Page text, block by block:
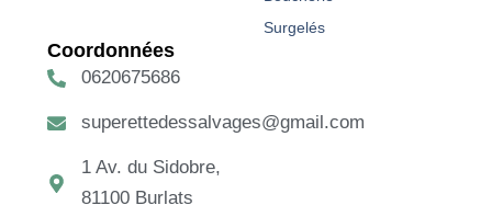
Surgelés
Coordonnées
0620675686
superettedessalvages@gmail.com
1 Av. du Sidobre,
81100 Burlats